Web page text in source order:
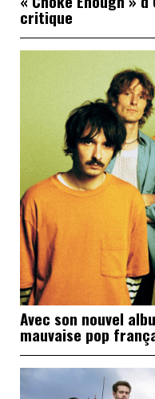
critique
Avec son nouvel
mauvaise pop